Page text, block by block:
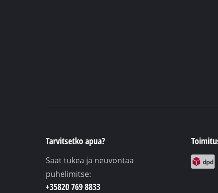
Tarvitsetko apua?
Saat tukea ja neuvontaa
puhelimitse:
+35820 769 8833